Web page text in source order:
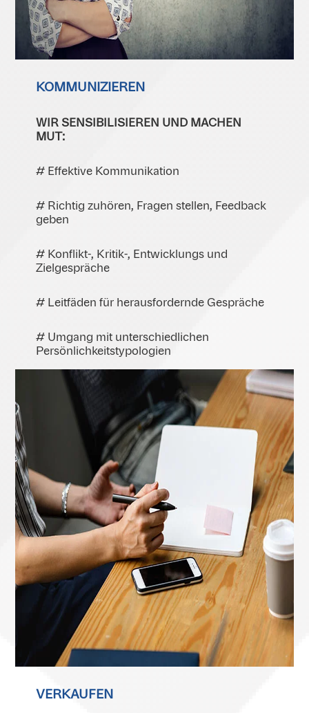
KOMMUNIZIEREN
WIR SENSIBILISIEREN UND MACHEN
MUT:
# Effektive Kommunikation
# Richtig zuhören, Fragen stellen, Feedback
geben
# Konflikt-, Kritik-, Entwicklungs und
Zielgespräche
# Leitfäden für herausfordernde Gespräche
# Umgang mit unterschiedlichen
Persönlichkeitstypologien
VERKAUFEN